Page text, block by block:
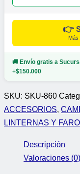
👉
Más
🚚 Envío gratis a
+$150.000
SKU: SKU-860
ACCESORIOS,
LINTERNAS Y
Descripción
Valoraciones (0)